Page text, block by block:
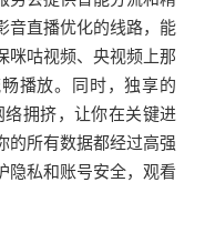
音直播优化的线路，能
咪咕视频、央视频上那
播放。同时，独享的
拥挤，让你在关键进
的所有数据都经过高强
隐私和账号安全，观看